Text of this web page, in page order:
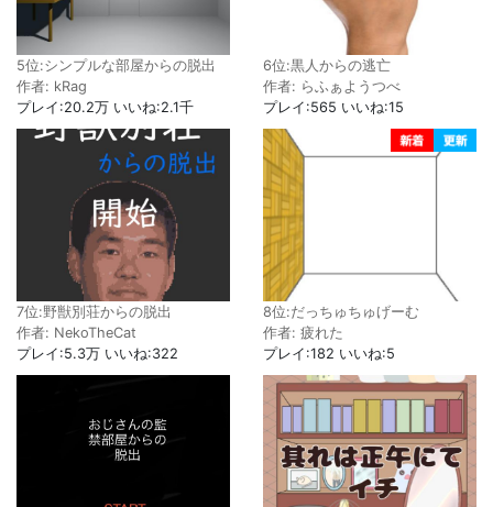
5位:シンプルな部屋からの脱出
作者: kRag
プレイ:20.2万 いいね:2.1千
6位:黒人からの逃亡
作者: らふぁようつべ
プレイ:565 いいね:15
7位:野獣別荘からの脱出
作者: NekoTheCat
プレイ:5.3万 いいね:322
8位:だっちゅちゅげーむ
作者: 疲れた
プレイ:182 いいね:5